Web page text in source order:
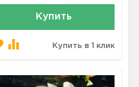
Купить
Купить в 1 клик